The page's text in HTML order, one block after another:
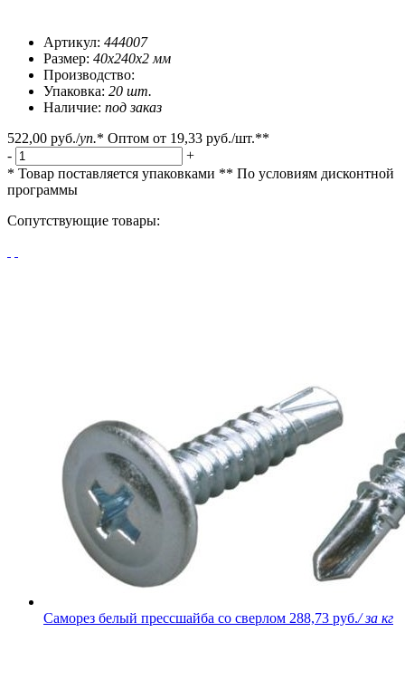
Артикул: 444007
Размер: 40x240x2 мм
Производство:
Упаковка: 20 шт.
Наличие: под заказ
522,00 руб./уп.* Оптом от 19,33 руб./шт.**
-
+
* Товар поставляется упаковками ** По условиям дисконтной
программы
Сопутствующие товары:
Саморез белый прессшайба со сверлом 288,73 руб./ за кг